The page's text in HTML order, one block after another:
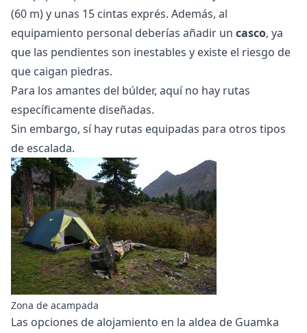
(60 m) y unas 15 cintas exprés. Además, al
equipamiento personal deberías añadir un casco, ya
que las pendientes son inestables y existe el riesgo de
que caigan piedras.
Para los amantes del búlder, aquí no hay rutas
específicamente diseñadas.
Sin embargo, sí hay rutas equipadas para otros tipos
de escalada.
Zona de acampada
Las opciones de alojamiento en la aldea de Guamka